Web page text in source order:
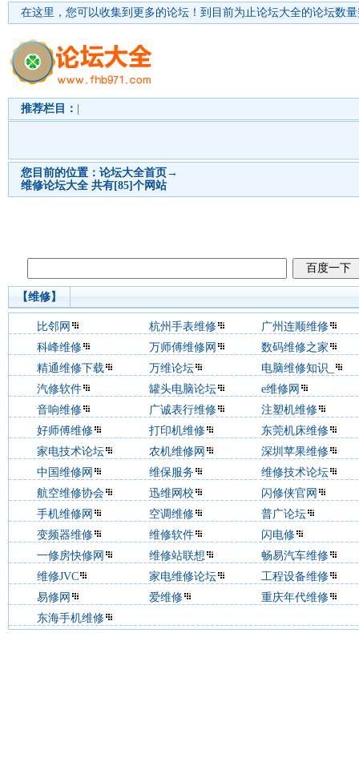
在这里，您可以收集到更多的论坛！ 到目前为止论坛大全的论坛数
推荐栏目：
您目前的位置： 论坛大全首页→
维修论坛大全 共有[85]个网站
【维修】
比邻网 杭州手表维修
广州连顺维修
科峰维修
万师傅维修网
数码维修之家
精通维修下载
万维论坛
电脑维修知识_
汽修软件
罐头电脑论坛
e维修网
音响维修
广诚表行维修
注塑机维修
好师傅维修
打印机维修
东莞机床维修
家电技术论坛
农机维修网
深圳苹果维修
中国维修网
维保服务
维修技术论坛
航空维修协会
迅维网校
闪修侠官网
手机维修网
空调维修
普广论坛
变频器维修
维修软件
闪电修
一修房快修网
维修站联想
畅易汽车维修
维修JVC
家电维修论坛
工程设备维修
易修网
爱维修
重庆年代维修
东海手机维修